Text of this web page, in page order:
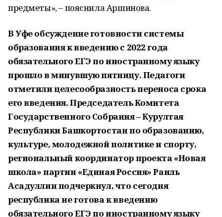
предметы», – пояснила Аршинова.
В Уфе обсуждение готовности системы
образования к введению с 2022 года
обязательного ЕГЭ по иностранному языку
прошло в минувшую пятницу. Педагоги
отметили целесообразность переноса срока
его введения. Председатель Комитета
Государственного Собрания – Курултая
Республики Башкортостан по образованию,
культуре, молодежной политике и спорту,
региональный координатор проекта «Новая
школа» партии «Единая Россия» Раиль
Асадуллин подчеркнул, что сегодня
республика не готова к введению
обязательного ЕГЭ по иностранному языку